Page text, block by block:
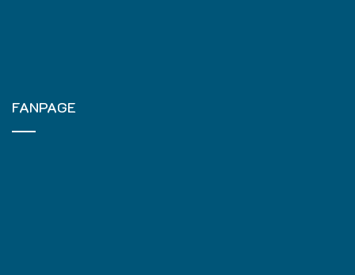
FANPAGE